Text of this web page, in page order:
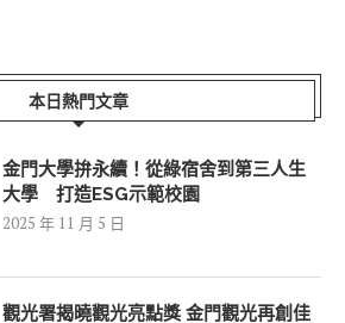
本日熱門文章
金門大學拚永續！從綠宿舍到第三人生
大學 打造ESG示範校園
2025 年 11 月 5 日
觀光署揭曉觀光亮點獎 金門觀光再創佳